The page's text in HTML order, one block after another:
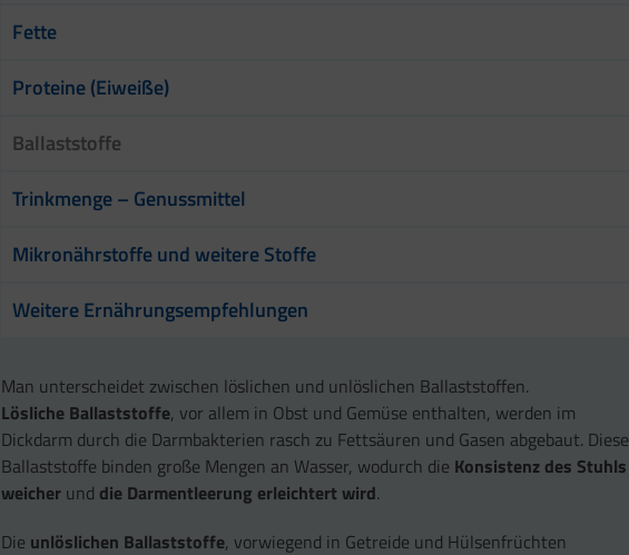
Fette
Proteine (Eiweiße)
Ballaststoffe
Trinkmenge – Genussmittel
Mikronährstoffe und weitere Stoffe
Weitere Ernährungsempfehlungen
Man unterscheidet zwischen löslichen und unlöslichen Ballaststoffen.
Lösliche Ballaststoffe, vor allem in Obst und Gemüse enthalten, werden im
Dickdarm durch die Darmbakterien rasch zu Fettsäuren und Gasen abgebaut. Diese
Ballaststoffe binden große Mengen an Wasser, wodurch die Konsistenz des Stuhls
weicher und die Darmentleerung erleichtert wird.
Die unlöslichen Ballaststoffe, vorwiegend in Getreide und Hülsenfrüchten